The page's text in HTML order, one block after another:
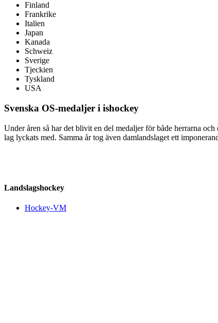
Finland
Frankrike
Italien
Japan
Kanada
Schweiz
Sverige
Tjeckien
Tyskland
USA
Svenska OS-medaljer i ishockey
Under åren så har det blivit en del medaljer för både herrarna
lag lyckats med. Samma år tog även damlandslaget ett
Landslagshockey
Hockey-VM